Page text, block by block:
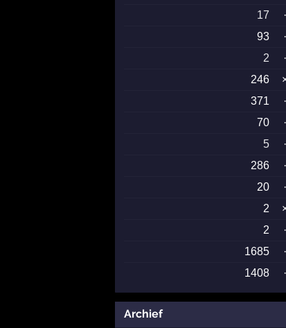
17 ·
93
·
2
·
246
371
·
70
·
5
·
286
·
20 ·
2
2
·
1685
·
1408
·
Archief